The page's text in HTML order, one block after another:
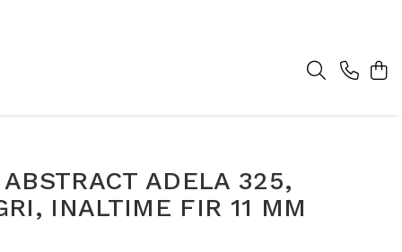
ABSTRACT ADELA 325,
INALTIME FIR 11 MM